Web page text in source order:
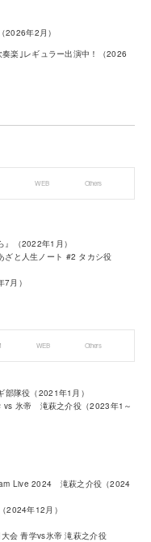
2026年2月）
楽｣レギュラー出演中！（2026
WEB Others
』（2022年1月）
ざと人生ノート #2 タカシ役
月）
WEB Others
隊役（2021年1月）
vs 氷帝 滝萩之介役（2023年1～
Live 2024 滝萩之介役（2024
2024年12月）
会 青学vs氷帝 滝萩之介役